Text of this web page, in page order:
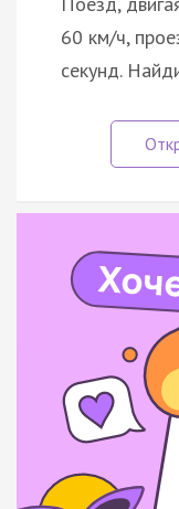
60 км/ч,
секунд.